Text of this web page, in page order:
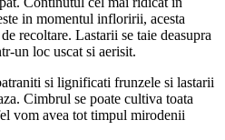
in momentul infloririi, acesta
recoltare. Lastarii se taie deasupra
un loc uscat si aerisit.
si lignificati frunzele si lastarii
Cimbrul se poate cultiva toata
vom avea tot timpul mirodenii